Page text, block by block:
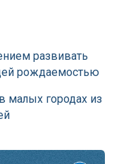
развивать
рождаемостью
малых городах из